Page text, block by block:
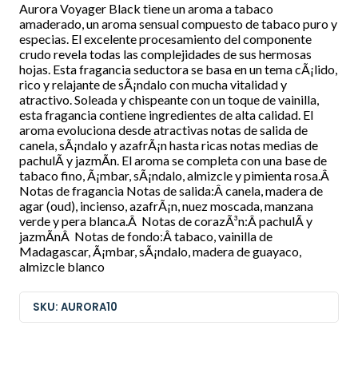
Aurora Voyager Black tiene un aroma a tabaco
amaderado, un aroma sensual compuesto de tabaco puro y
especias. El excelente procesamiento del componente
crudo revela todas las complejidades de sus hermosas
hojas. Esta fragancia seductora se basa en un tema cÃ¡lido,
rico y relajante de sÃ¡ndalo con mucha vitalidad y
atractivo. Soleada y chispeante con un toque de vainilla,
esta fragancia contiene ingredientes de alta calidad. El
aroma evoluciona desde atractivas notas de salida de
canela, sÃ¡ndalo y azafrÃ¡n hasta ricas notas medias de
pachulÃ­ y jazmÃ­n. El aroma se completa con una base de
tabaco fino, Ã¡mbar, sÃ¡ndalo, almizcle y pimienta rosa.Â
Notas de fragancia Notas de salida:Â canela, madera de
agar (oud), incienso, azafrÃ¡n, nuez moscada, manzana
verde y pera blanca.Â Notas de corazÃ³n:Â pachulÃ­ y
jazmÃ­nÂ Notas de fondo:Â tabaco, vainilla de
Madagascar, Ã¡mbar, sÃ¡ndalo, madera de guayaco,
almizcle blanco
SKU: AURORA10